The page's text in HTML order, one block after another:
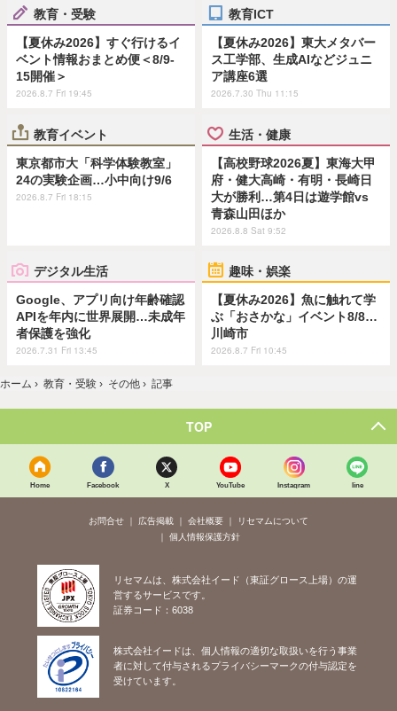
教育・受験
【夏休み2026】すぐ行けるイ
ベント情報おまとめ便＜8/9-
15開催＞
2026.8.7 Fri 19:45
教育ICT
【夏休み2026】東大メタバー
ス工学部、生成AIなどジュニ
ア講座6選
2026.7.30 Thu 11:15
教育イベント
東京都市大「科学体験教室」
24の実験企画…小中向け9/6
2026.8.7 Fri 18:15
生活・健康
【高校野球2026夏】東海大甲
府・健大高崎・有明・長崎日
大が勝利…第4日は遊学館vs
青森山田ほか
2026.8.8 Sat 9:52
デジタル生活
Google、アプリ向け年齢確認
APIを年内に世界展開…未成年
者保護を強化
2026.7.31 Fri 13:45
趣味・娯楽
【夏休み2026】魚に触れて学
ぶ「おさかな」イベント8/8…
川崎市
2026.8.7 Fri 10:45
ホーム › 教育・受験 › その他 › 記事
TOP
Home Facebook X YouTube Instagram line
お問合せ 広告掲載 会社概要
リセマムについて
個人情報保護方針
リセマムは、株式会社イード（東証グロース上場）の運
営するサービスです。
証券コード：6038
株式会社イードは、個人情報の適切な取扱いを行う事業
者に対して付与されるプライバシーマークの付与認定を
受けています。